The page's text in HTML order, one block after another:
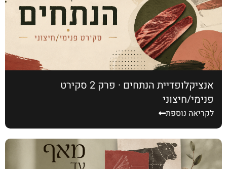
אנציקלופדיית הנתחים · פרק 2 סקירט
פנימי/חיצוני
לקריאה נוספת